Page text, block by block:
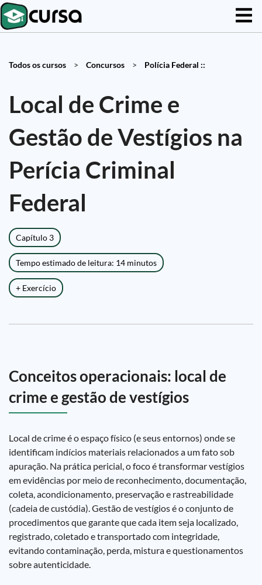
Todos os cursos > Concursos > Polícia Federal ::
Local de Crime e
Gestão de Vestígios na
Perícia Criminal
Federal
Capítulo 3
Tempo estimado de leitura: 14 minutos
+ Exercício
Conceitos operacionais: local de
crime e gestão de vestígios
Local de crime é o espaço físico (e seus entornos) onde se
identificam indícios materiais relacionados a um fato sob
apuração. Na prática pericial, o foco é transformar vestígios
em evidências por meio de reconhecimento, documentação,
coleta, acondicionamento, preservação e rastreabilidade
(cadeia de custódia). Gestão de vestígios é o conjunto de
procedimentos que garante que cada item seja localizado,
registrado, coletado e transportado com integridade,
evitando contaminação, perda, mistura e questionamentos
sobre autenticidade.